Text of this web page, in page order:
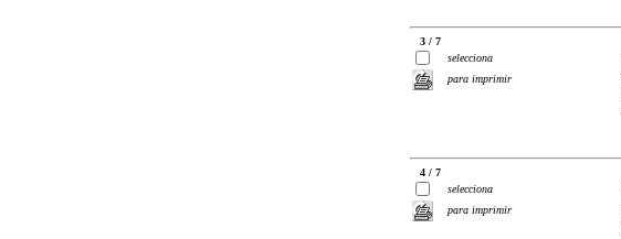
3 / 7
selecciona
para imprimir
4 / 7
selecciona
para imprimir